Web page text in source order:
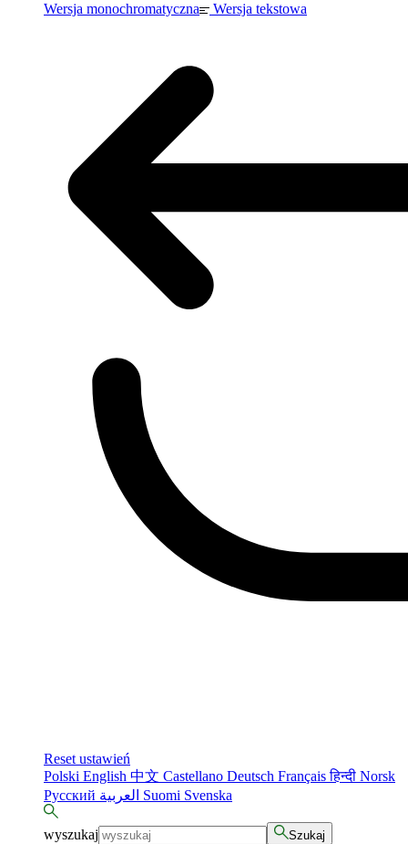
Wersja monochromatyczna Wersja tekstowa
Reset ustawień
Polski English 中文 Castellano Deutsch Françaisहिन्दी Norsk
Русский
Suomi Svenska
wyszukaj Szukaj